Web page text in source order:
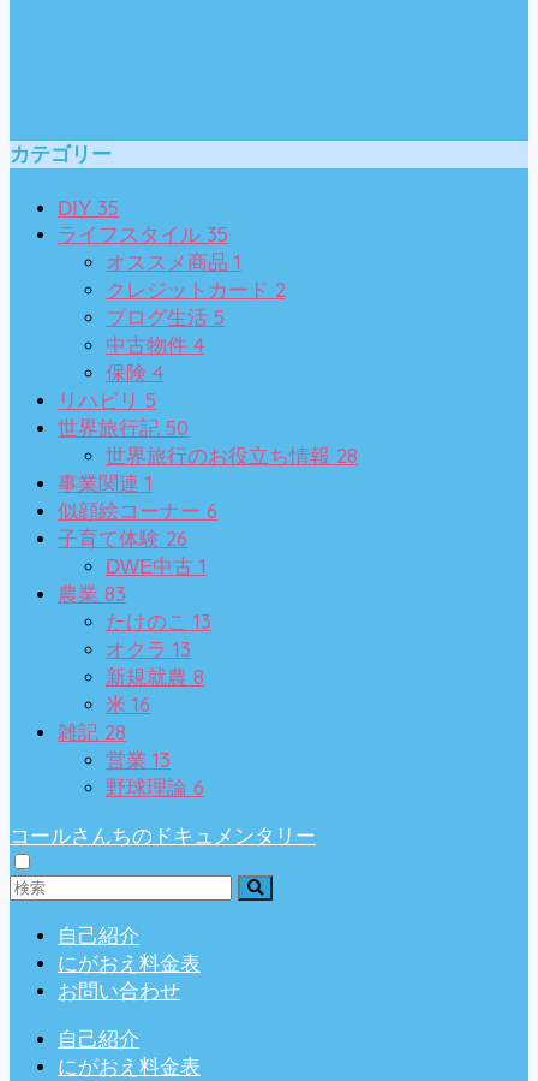
カテゴリー
DIY 35
ライフスタイル 35
オススメ商品 1
クレジットカード 2
ブログ生活 5
中古物件 4
保険 4
リハビリ 5
世界旅行記 50
世界旅行のお役立ち情報 28
事業関連 1
似顔絵コーナー 6
子育て体験 26
DWE中古 1
農業 83
たけのこ 13
オクラ 13
新規就農 8
米 16
雑記 28
営業 13
野球理論 6
コールさんちのドキュメンタリー
自己紹介
にがおえ料金表
お問い合わせ
自己紹介
にがおえ料金表